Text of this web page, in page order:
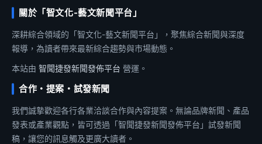
關於「智文化-藝文新聞平台」
深耕綜合領域的「智文化-藝文新聞平台」，聚焦綜合新聞與深度
報導，為讀者帶來最新綜合趨勢與市場動態。
本站由 智聞捷發新聞發佈平台 營運。
合作・提案・試發新聞
我們誠摯歡迎各行各業洽談合作與內容提案。無論品牌新聞、產品
發表或產業觀點，皆可透過「智聞捷發新聞發佈平台」試發新聞
稿，讓您的訊息觸及更廣大讀者。